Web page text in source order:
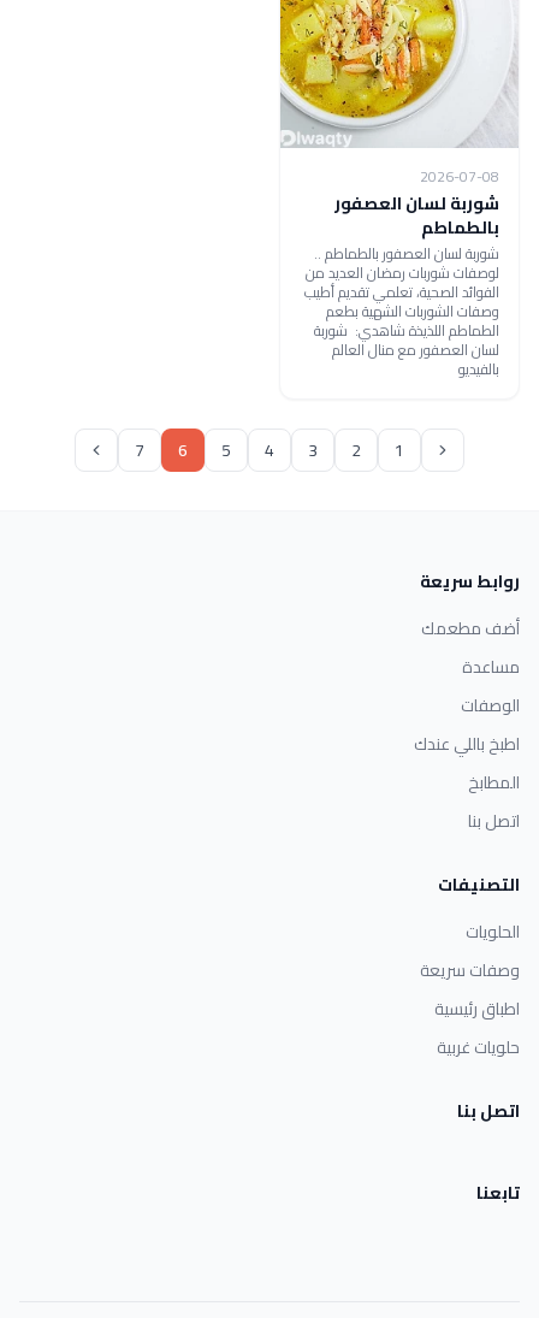
2026-07-08
شوربة لسان العصفور
بالطماطم
شوربة لسان العصفور بالطماطم ..
لوصفات شوربات رمضان العديد من
الفوائد الصحية، تعلمي تقديم أطيب
وصفات الشوربات الشهية بطعم
الطماطم اللذيذة شاهدي: شوربة
لسان العصفور مع منال العالم
بالفيديو
1
2
3
4
5
6
7
روابط سريعة
أضف مطعمك
مساعدة
الوصفات
اطبخ باللي عندك
المطابخ
اتصل بنا
التصنيفات
الحلويات
وصفات سريعة
اطباق رئيسية
حلويات غربية
اتصل بنا
تابعنا